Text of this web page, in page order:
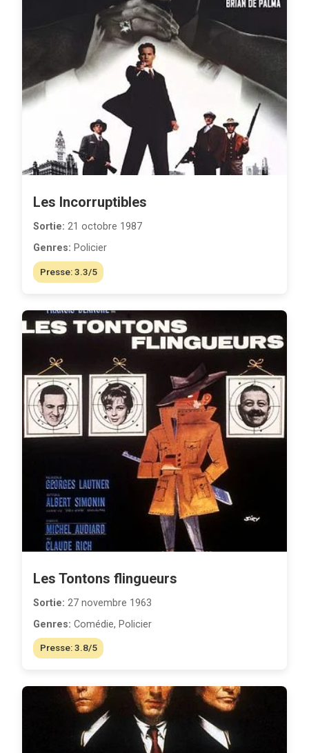
Les Incorruptibles
Sortie: 21 octobre 1987
Genres: Policier
Presse: 3.3/5
Les Tontons flingueurs
Sortie: 27 novembre 1963
Genres: Comédie, Policier
Presse: 3.8/5